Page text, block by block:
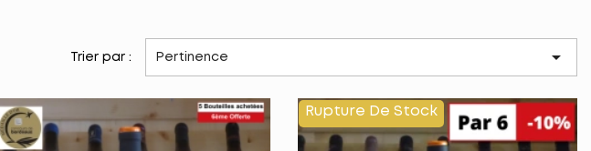
Trier par : Pertinence 
Rupture De Stock